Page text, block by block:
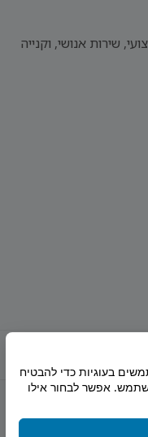
שירות אנושי, וקנייה
בעוגיות כדי להבטיח
אפשר לבחור אילו